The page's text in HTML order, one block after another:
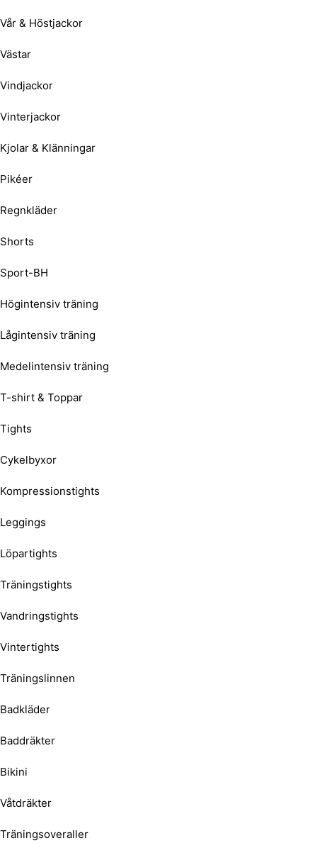
Vår & Höstjackor
Västar
Vindjackor
Vinterjackor
Kjolar & Klänningar
Pikéer
Regnkläder
Shorts
Sport-BH
Högintensiv träning
Lågintensiv träning
Medelintensiv träning
T-shirt & Toppar
Tights
Cykelbyxor
Kompressionstights
Leggings
Löpartights
Träningstights
Vandringstights
Vintertights
Träningslinnen
Badkläder
Baddräkter
Bikini
Våtdräkter
Träningsoveraller